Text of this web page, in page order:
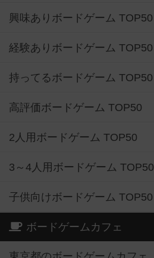
興味ありボードゲーム TOP50
経験ありボードゲーム TOP50
持ってるボードゲーム TOP50
高評価ボードゲーム TOP50
2人用ボードゲーム TOP50
3～4人用ボードゲーム TOP50
子供向けボードゲーム TOP50
ボードゲームカフェ